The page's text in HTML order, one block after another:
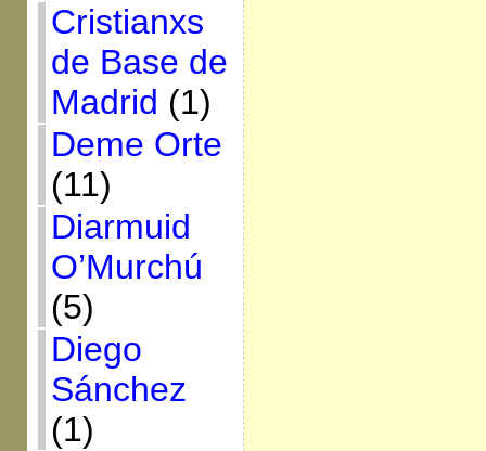
Cristianxs
de Base de
Madrid (1)
Deme Orte
(11)
Diarmuid
O’Murchú
(5)
Diego
Sánchez
(1)